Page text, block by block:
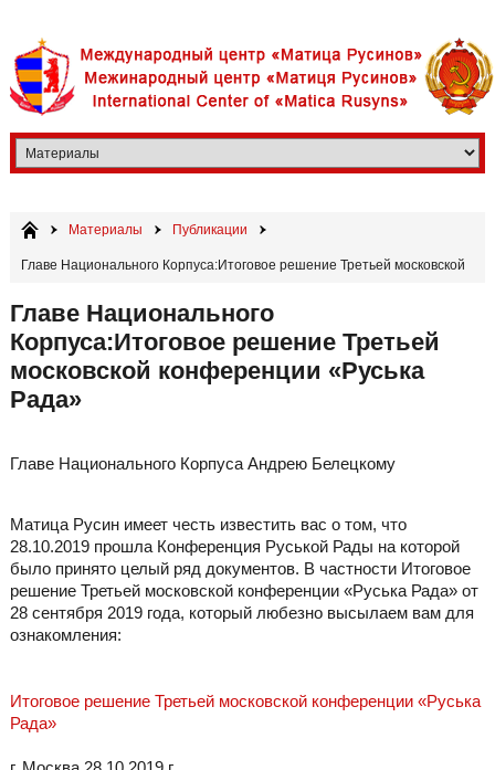
Материалы Публикации
​Главе Национального Корпуса:Итоговое решение Третьей московской
​Главе Национального
Корпуса:Итоговое решение Третьей
московской конференции «Руська
Рада»
Главе Национального Корпуса Андрею Белецкому
Матица Русин имеет честь известить вас о том, что
28.10.2019 прошла Конференция Руськой Рады на которой
было принято целый ряд документов. В частности Итоговое
решение Третьей московской конференции «Руська Рада» от
28 сентября 2019 года, который любезно высылаем вам для
ознакомления:
Итоговое решение Третьей московской конференции «Руська
Рада»